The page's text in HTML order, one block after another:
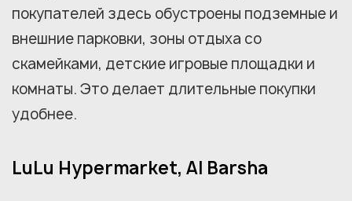
покупателей здесь обустроены подземные и
внешние парковки, зоны отдыха со
скамейками, детские игровые площадки и
комнаты. Это делает длительные покупки
удобнее.
LuLu Hypermarket, Al Barsha